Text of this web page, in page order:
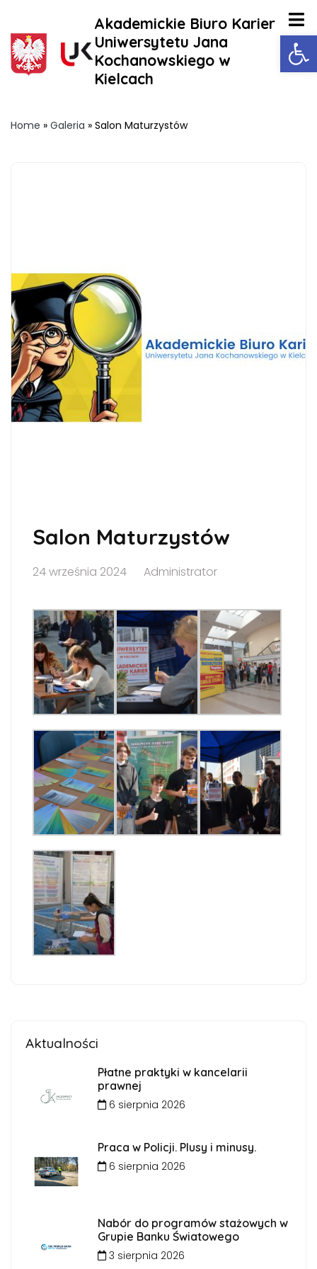
Akademickie Biuro Karier
Uniwersytetu Jana
Kochanowskiego w
Kielcach
Home » Galeria » Salon Maturzystów
Salon Maturzystów
24 września 2024 Administrator
Aktualności
Płatne praktyki w kancelarii
prawnej
6 sierpnia 2026
Praca w Policji. Plusy i minusy.
6 sierpnia 2026
Nabór do programów stażowych w
Grupie Banku Światowego
3 sierpnia 2026